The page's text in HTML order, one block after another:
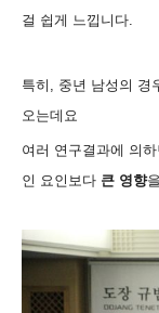
걸 쉽게 느낍니다.
특히, 중년 남성의 경
오는데요
여러 연구결과에 의하
인 요인보다 큰 영향